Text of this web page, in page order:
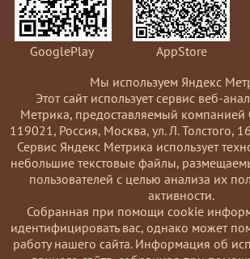
GooglePlay AppStore
Мы используем Яндекс
Этот сайт использует сервис веб-
Метрика, предоставляемый
119021, Россия, Москва, ул. Л. Толстого,
Сервис Яндекс Метрика использует
небольшие текстовые файлы,
пользователей с целью анализа их
активности.
Coбранная при помощи cookie
идентифицировать вас, однако может
работу нашего сайта. Информация об